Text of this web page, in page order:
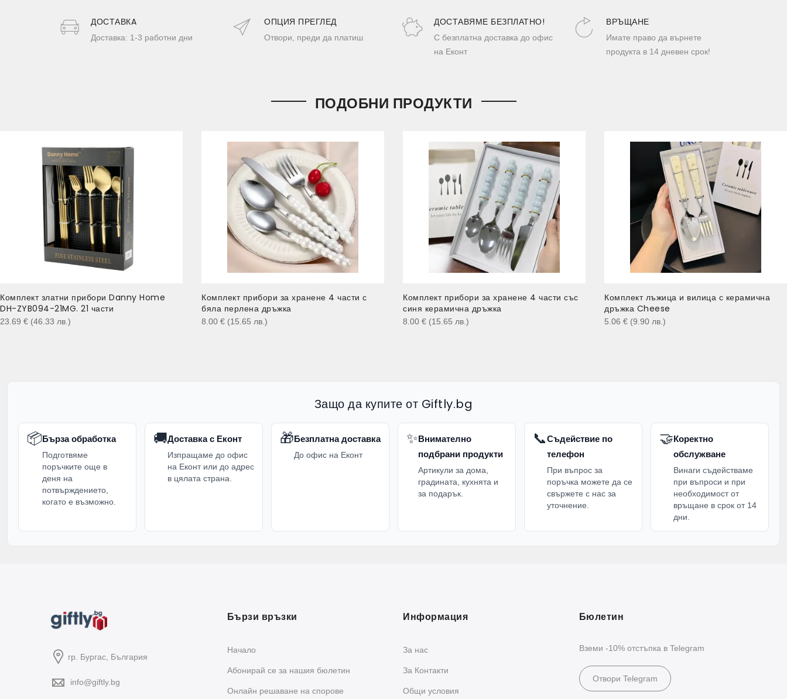
ДОСТАВКA
Доставка: 1-3 работни дни
ОПЦИЯ ПРЕГЛЕД
Отвори, преди да платиш
ДОСТАВЯМЕ БЕЗПЛАТНО!
С безплатна доставка до офис
на Еконт
ВРЪЩАНЕ
Имате право да върнете
продукта в 14 дневен срок!
ПОДОБНИ ПРОДУКТИ
Комплект златни прибори Danny Home
DH-ZYB094-21MG. 21 части
23.69 € (46.33 лв. )
Комплект прибори за хранене 4 части с
бяла перлена дръжка
8.00 € (15.65 лв. )
Комплект прибори за хранене 4 части със
синя керамична дръжка
8.00 € (15.65 лв. )
Комплект лъжица и вилица с керамична
дръжка Cheese
5.06 € (9.90 лв. )
Защо да купите от Giftly.bg
📦Бърза обработка
Подготвяме
поръчките още в
деня на
потвърждението,
когато е възможно.
🚚Доставка с Еконт
Изпращаме до офис
на Еконт или до адрес
в цялата страна.
🎁Безплатна доставка
До офис на Еконт
✨Внимателно
подбрани продукти
Артикули за дома,
градината, кухнята и
за подарък.
📞Съдействие по
телефон
При въпрос за
поръчка можете да се
свържете с нас за
уточнение.
🤝Коректно
обслужване
Винаги съдействаме
при въпроси и при
необходимост от
връщане в срок от 14
дни.
гр. Бургас, България
info@giftly.bg
Бързи връзки
Начало
Абонирай се за нашия бюлетин
Oнлайн решаване на спорове
Информация
За нас
За Контакти
Общи условия
Бюлетин
Вземи -10% отстъпка в Telegram
Отвори Telegram